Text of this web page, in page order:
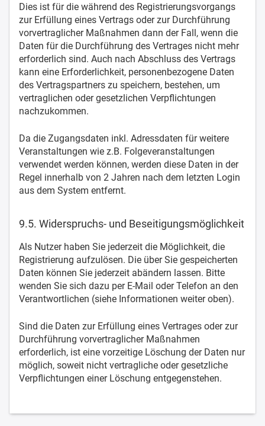
Dies ist für die während des Registrierungsvorgangs
zur Erfüllung eines Vertrags oder zur Durchführung
vorvertraglicher Maßnahmen dann der Fall, wenn die
Daten für die Durchführung des Vertrages nicht mehr
erforderlich sind. Auch nach Abschluss des Vertrags
kann eine Erforderlichkeit, personenbezogene Daten
des Vertragspartners zu speichern, bestehen, um
vertraglichen oder gesetzlichen Verpflichtungen
nachzukommen.
Da die Zugangsdaten inkl. Adressdaten für weitere
Veranstaltungen wie z.B. Folgeveranstaltungen
verwendet werden können, werden diese Daten in der
Regel innerhalb von 2 Jahren nach dem letzten Login
aus dem System entfernt.
9.5. Widerspruchs- und Beseitigungsmöglichkeit
Als Nutzer haben Sie jederzeit die Möglichkeit, die
Registrierung aufzulösen. Die über Sie gespeicherten
Daten können Sie jederzeit abändern lassen. Bitte
wenden Sie sich dazu per E-Mail oder Telefon an den
Verantwortlichen (siehe Informationen weiter oben).
Sind die Daten zur Erfüllung eines Vertrages oder zur
Durchführung vorvertraglicher Maßnahmen
erforderlich, ist eine vorzeitige Löschung der Daten nur
möglich, soweit nicht vertragliche oder gesetzliche
Verpflichtungen einer Löschung entgegenstehen.